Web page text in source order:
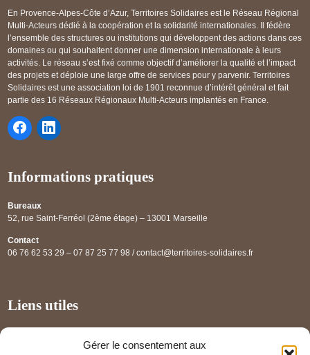
Gérer le consentement aux
En Provence-Alpes-Côte d’Azur, Territoires Solidaires est le Réseau Régional
Multi-Acteurs dédié à la coopération et la solidarité internationales. Il fédère
l’ensemble des structures ou institutions qui développent des actions dans ces
domaines ou qui souhaitent donner une dimension internationale à leurs
activités. Le réseau s’est fixé comme objectif d’améliorer la qualité et l’impact
des projets et déploie une large offre de services pour y parvenir. Territoires
Solidaires est une association loi de 1901 reconnue d’intérêt général et fait
partie des 16 Réseaux Régionaux Multi-Acteurs implantés en France.
Informations pratiques
Bureaux
52, rue Saint-Ferréol (2ème étage) – 13001 Marseille
Contact
06 76 62 53 29 – 07 87 25 77 98 / contact@territoires-solidaires.fr
Liens utiles